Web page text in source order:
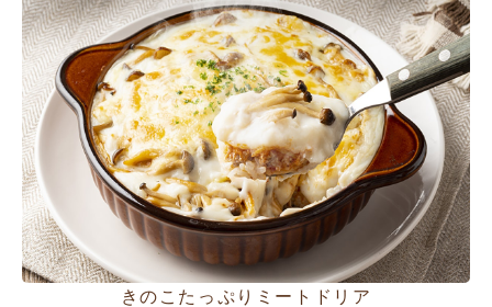
きのこたっぷりミートドリア